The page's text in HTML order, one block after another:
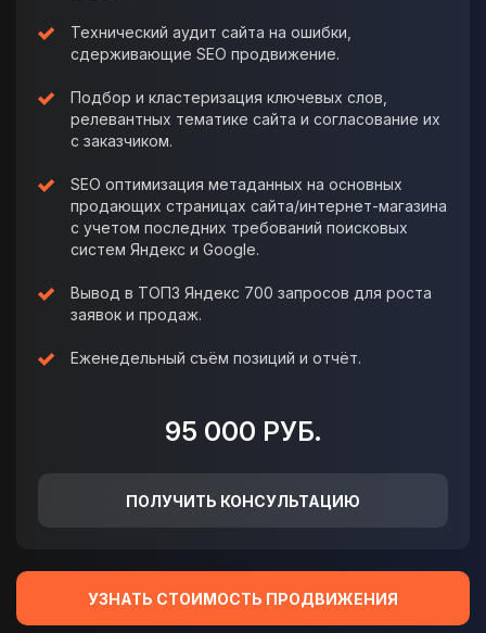
Технический аудит сайта на ошибки,
сдерживающие SEO продвижение.
Подбор и кластеризация ключевых слов,
релевантных тематике сайта и согласование их
с заказчиком.
SEO оптимизация метаданных на основных
продающих страницах сайта/интернет-магазина
с учетом последних требований поисковых
систем Яндекс и Google.
Вывод в ТОП3 Яндекс 700 запросов для роста
заявок и продаж.
Еженедельный съём позиций и отчёт.
95 000 РУБ.
ПОЛУЧИТЬ КОНСУЛЬТАЦИЮ
УЗНАТЬ СТОИМОСТЬ ПРОДВИЖЕНИЯ